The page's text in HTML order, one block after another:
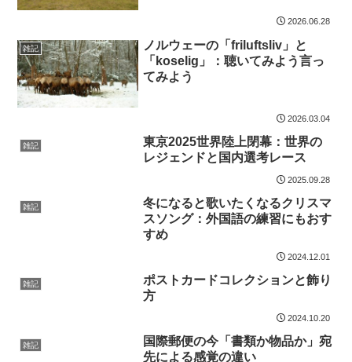
2026.06.28
雑記
ノルウェーの「friluftsliv」と
「koselig」：聴いてみよう言っ
てみよう
2026.03.04
雑記
東京2025世界陸上閉幕：世界の
レジェンドと国内選考レース
2025.09.28
雑記
冬になると歌いたくなるクリスマ
スソング：外国語の練習にもおす
すめ
2024.12.01
雑記
ポストカードコレクションと飾り
方
2024.10.20
雑記
国際郵便の今「書類か物品か」宛
先による感覚の違い